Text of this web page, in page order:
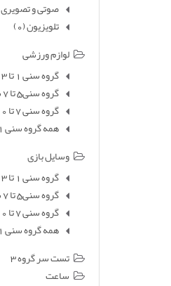
صوتی و تصویری
تلویزیون(0)
لوازم ورزشی
گروه سنی 1 تا 3 سال
گروه سنی5 تا 7 سال
گروه سنی 7 تا 10سال
همه گروه سنی 1 تا 15سال
وسایل بازی
گروه سنی 1 تا 3 سال
گروه سنی5 تا 7 سال
گروه سنی 7 تا 10سال
همه گروه سنی 1 تا 15سال
تست سر گروه 3
ساعت